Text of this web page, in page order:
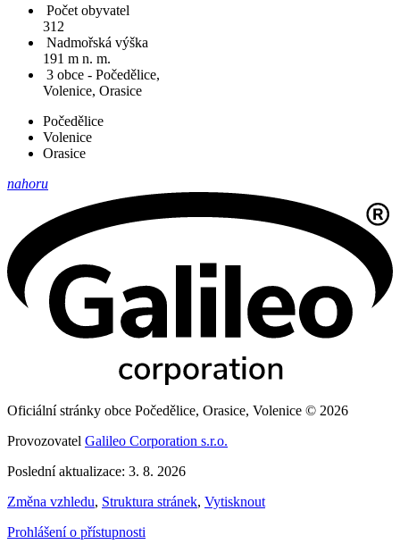
Počet obyvatel
312
Nadmořská výška
191 m n. m.
3 obce - Počedělice,
Volenice, Orasice
Počedělice
Volenice
Orasice
nahoru
Oficiální stránky obce Počedělice, Orasice, Volenice © 2026
Provozovatel Galileo Corporation s.r.o.
Poslední aktualizace: 3. 8. 2026
Změna vzhledu, Struktura stránek, Vytisknout
Prohlášení o přístupnosti